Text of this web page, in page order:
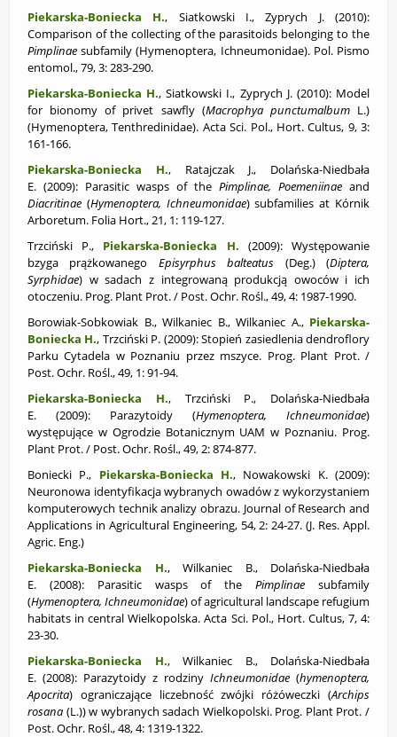
Piekarska-Boniecka H., Siatkowski I., Zyprych J. (2010):
Comparison of the collecting of the parasitoids belonging to the
Pimplinaesubfamily (Hymenoptera, Ichneumonidae). Pol. Pismo
entomol., 79, 3: 283-290.
Piekarska-Boniecka H., Siatkowski I., Zyprych J. (2010): Model
for bionomy of privet sawfly (Macrophya punctumalbum L.)
(Hymenoptera, Tenthredinidae). Acta Sci. Pol., Hort. Cultus, 9, 3:
161-166.
Piekarska-Boniecka H., Ratajczak J., Dolańska-Niedbała
E. (2009): Parasitic wasps of the Pimplinae, Poemeniinae and
Diacritinae (Hymenoptera, Ichneumonidae) subfamilies at Kórnik
Arboretum. Folia Hort., 21, 1: 119-127.
Trzciński P.,
Piekarska-Boniecka H.
(2009): Występowanie
bzyga prążkowanego Episyrphus balteatus (Deg.) (Diptera,
Syrphidae) w sadach z integrowaną produkcją owoców i ich
otoczeniu. Prog. Plant Prot. / Post. Ochr. Rośl., 49, 4: 1987-1990.
Borowiak-Sobkowiak B., Wilkaniec B., Wilkaniec A., Piekarska-
Boniecka H., Trzciński P. (2009):Stopień zasiedlenia dendroflory
Parku Cytadela w Poznaniu przez mszyce. Prog. Plant Prot. /
Post. Ochr. Rośl., 49, 1: 91-94.
Piekarska-Boniecka H., Trzciński P., Dolańska-Niedbała
E. (2009): Parazytoidy (Hymenoptera, Ichneumonidae)
występujące w Ogrodzie Botanicznym UAM w Poznaniu. Prog.
Plant Prot. / Post. Ochr. Rośl., 49, 2: 874-877.
Boniecki P., Piekarska-Boniecka H., Nowakowski K. (2009):
Neuronowa identyfikacja wybranych owadów z wykorzystaniem
komputerowych technik analizy obrazu. Journal of Research and
Applications in Agricultural Engineering, 54, 2: 24-27. (J. Res. Appl.
Agric. Eng.)
Piekarska-Boniecka H., Wilkaniec B., Dolańska-Niedbała
E. (2008): Parasitic wasps of thePimplinaesubfamily
(Hymenoptera, Ichneumonidae) of agricultural landscape refugium
habitats in central Wielkopolska. Acta Sci. Pol., Hort. Cultus, 7, 4:
23-30.
Piekarska-Boniecka H., Wilkaniec B., Dolańska-Niedbała
E. (2008): Parazytoidy z rodziny Ichneumonidae (hymenoptera,
Apocrita) ograniczające liczebność zwójki różóweczki (Archips
rosana (L.)) w wybranych sadach Wielkopolski. Prog. Plant Prot. /
Post. Ochr. Rośl., 48, 4: 1319-1322.